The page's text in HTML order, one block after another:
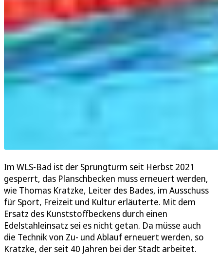
Im WLS-Bad ist der Sprungturm seit Herbst 2021
gesperrt, das Planschbecken muss erneuert werden,
wie Thomas Kratzke, Leiter des Bades, im Ausschuss
für Sport, Freizeit und Kultur erläuterte. Mit dem
Ersatz des Kunststoffbeckens durch einen
Edelstahleinsatz sei es nicht getan. Da müsse auch
die Technik von Zu- und Ablauf erneuert werden, so
Kratzke, der seit 40 Jahren bei der Stadt arbeitet.